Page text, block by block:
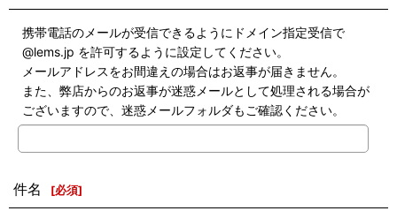
携帯電話のメールが受信できるようにドメイン指定受信で
@lems.jp を許可するように設定してください。
メールアドレスをお間違えの場合はお返事が届きません。
また、弊店からのお返事が迷惑メールとして処理される場合が
ございますので、迷惑メールフォルダもご確認ください。
件名 [必須]